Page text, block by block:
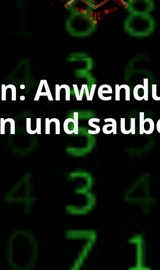
und